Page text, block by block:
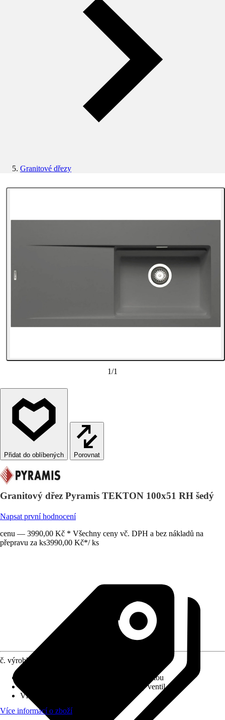
Granitové dřezy
1/1
Porovnat
Granitový dřez Pyramis TEKTON 100x51 RH šedý
Napsat první hodnocení
cenu — 3990,00 Kč * Všechny ceny vč. DPH a bez nákladů na
přepravu za ks3990,00 Kč*/ ks
č. výrobku
Dřez do roviny s pracovní deskou
3 ½" Otočný sítkový ventil
Vhodné pro
Více informací o zboží